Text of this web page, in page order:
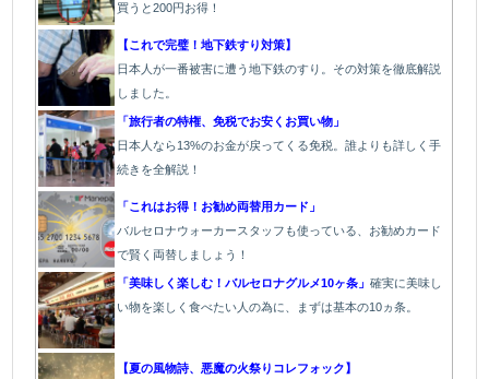
買うと200円お得！
【これで完璧！地下鉄すり対策】
日本人が一番被害に遭う地下鉄のすり。その対策を徹底解説
しました。
「旅行者の特権、免税でお安くお買い物」
日本人なら13%のお金が戻ってくる免税。誰よりも詳しく手
続きを全解説！
「これはお得！お勧め両替用カード」
バルセロナウォーカースタッフも使っている、お勧めカード
で賢く両替しましょう！
「美味しく楽しむ！バルセロナグルメ10ヶ条」確実に美味し
い物を楽しく食べたい人の為に、まずは基本の10ヵ条。
【夏の風物詩、悪魔の火祭りコレフォック】